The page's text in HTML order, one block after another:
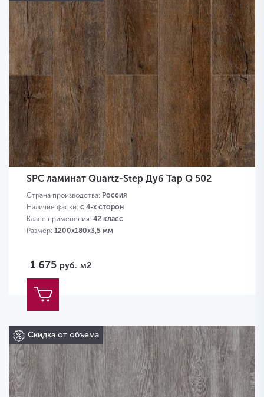
SPC ламинат Quartz-Step Дуб Тар Q 502
Страна производства: Россия
Наличие фаски: с 4-х сторон
Класс применения: 42 класс
Размер: 1200х180х3,5 мм
1 675 руб. м2
Скидка от объема